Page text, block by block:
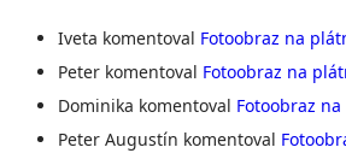
Iveta komentoval Fotoobraz na
Peter komentoval Fotoobraz na
Dominika komentoval Fotoobraz
Peter Augustín komentoval